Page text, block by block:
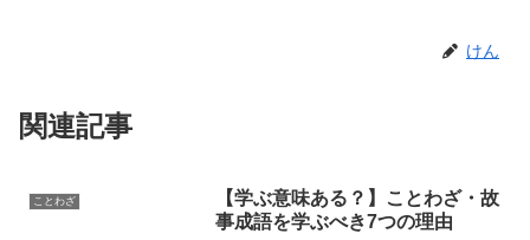
けん
関連記事
ことわざ
【学ぶ意味ある？】ことわざ・故
事成語を学ぶべき7つの理由